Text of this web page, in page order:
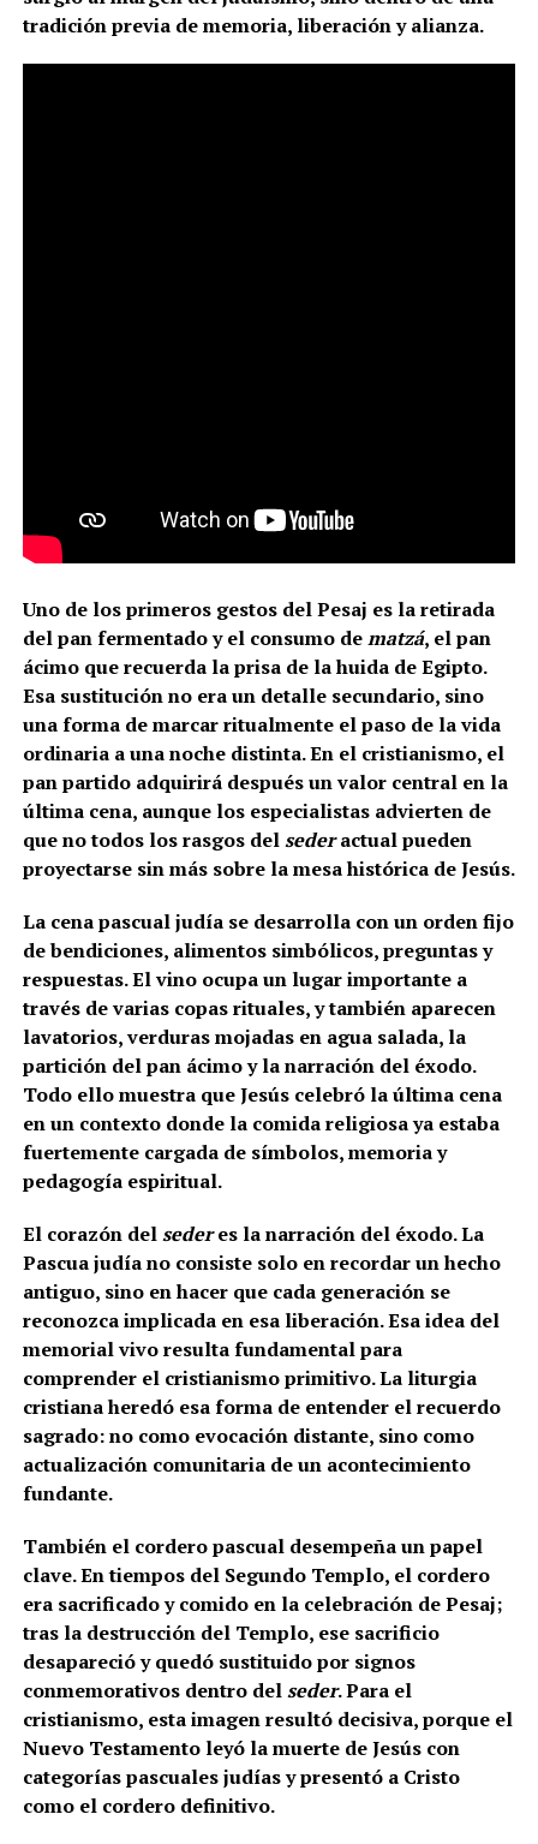
tradición previa de memoria, liberación y alianza.
Uno de los primeros gestos del Pesaj es la retirada
del pan fermentado y el consumo dematzá, el pan
ácimo que recuerda la prisa de la huida de Egipto.
Esa sustitución no era un detalle secundario, sino
una forma de marcar ritualmente el paso de la vida
ordinaria a una noche distinta. En el cristianismo, el
pan partido adquirirá después un valor central en la
última cena, aunque los especialistas advierten de
que no todos los rasgos delsederactual pueden
proyectarse sin más sobre la mesa histórica de Jesús.
La cena pascual judía se desarrolla con un orden fijo
de bendiciones, alimentos simbólicos, preguntas y
respuestas. El vino ocupa un lugar importante a
través de varias copas rituales, y también aparecen
lavatorios, verduras mojadas en agua salada, la
partición del pan ácimo y la narración del éxodo.
Todo ello muestra que Jesús celebró la última cena
en un contexto donde la comida religiosa ya estaba
fuertemente cargada de símbolos, memoria y
pedagogía espiritual.
El corazón delsederes la narración del éxodo. La
Pascua judía no consiste solo en recordar un hecho
antiguo, sino en hacer que cada generación se
reconozca implicada en esa liberación. Esa idea del
memorial vivo resulta fundamental para
comprender el cristianismo primitivo. La liturgia
cristiana heredó esa forma de entender el recuerdo
sagrado: no como evocación distante, sino como
actualización comunitaria de un acontecimiento
fundante.
También el cordero pascual desempeña un papel
clave. En tiempos del Segundo Templo, el cordero
era sacrificado y comido en la celebración de Pesaj;
tras la destrucción del Templo, ese sacrificio
desapareció y quedó sustituido por signos
conmemorativos dentro delseder. Para el
cristianismo, esta imagen resultó decisiva, porque el
Nuevo Testamento leyó la muerte de Jesús con
categorías pascuales judías y presentó a Cristo
como el cordero definitivo.